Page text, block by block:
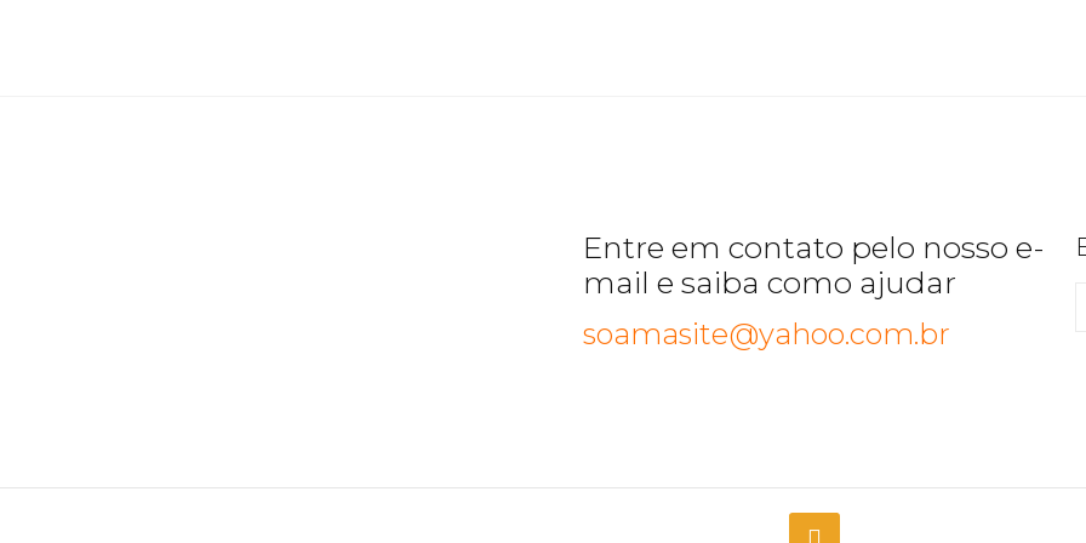
Entre em contato pelo nosso e-
mail e saiba como ajudar
soamasite@yahoo.com.br